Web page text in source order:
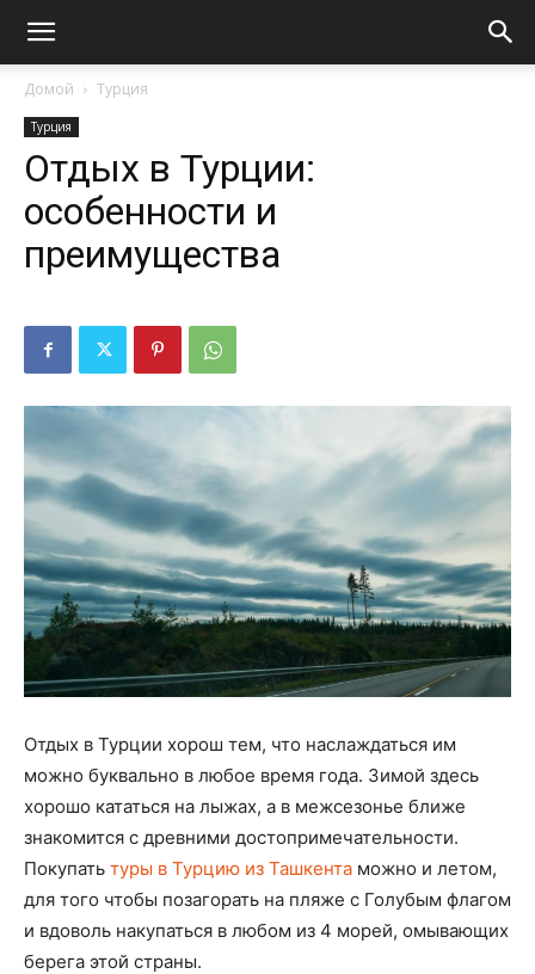
Домой Турция
Турция
Отдых в Турции:
особенности и
преимущества
Отдых в Турции хорош тем, что наслаждаться им
можно буквально в любое время года. Зимой здесь
хорошо кататься на лыжах, а в межсезонье ближе
знакомится с древними достопримечательности.
Покупать туры в Турцию из Ташкента можно и летом,
для того чтобы позагорать на пляже с Голубым флагом
и вдоволь накупаться в любом из 4 морей, омывающих
берега этой страны.